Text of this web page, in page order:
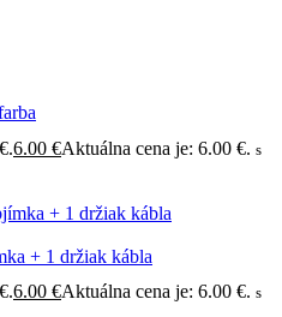
6.00 €Aktuálna cena je: 6.00 €. s
+ 1 držiak kábla
6.00 €Aktuálna cena je: 6.00 €. s